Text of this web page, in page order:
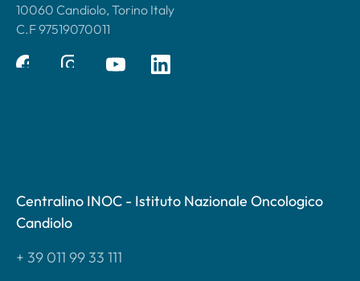
10060 Candiolo, Torino Italy
C.F 97519070011
Centralino INOC - Istituto Nazionale Oncologico
Candiolo
+ 39 011 99 33 111